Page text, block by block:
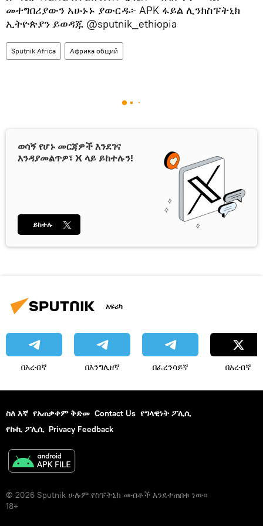
መተግበሪያውን አሁኑኑ ያውርዱ፦ APK ፋይል ሊንክስፑትኒክ
ኢትዮጵያን ይወዳጁ @sputnik_ethiopia
Sputnik Africa Африка общий
ወሳኝ የሆኑ መርጃዎች እንደገና
እንዳያመልጥዎ፣ X ላይ ይከተሉን!
ይከተሉ
አፍሪካ
በአረብኛ በእንግሊዘኛ በፈረንሳይኛ በአረብኛ
ስለ እኛ የአጠቃቀም ቅድመ Contact Us የግላዊነት ፖሊሲ
የኩኪ ፖሊሲ Privacy Feedback
© 2026 Sputnik ሁሉም የስፑትኒክ መብቶች እንደተጠበቁ ነው፡፡
18+